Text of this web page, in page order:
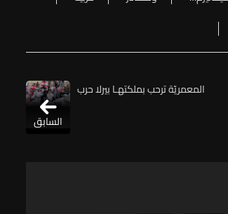
المعمريّة ترحب بملكتهـا بيرلا حرب
السابق